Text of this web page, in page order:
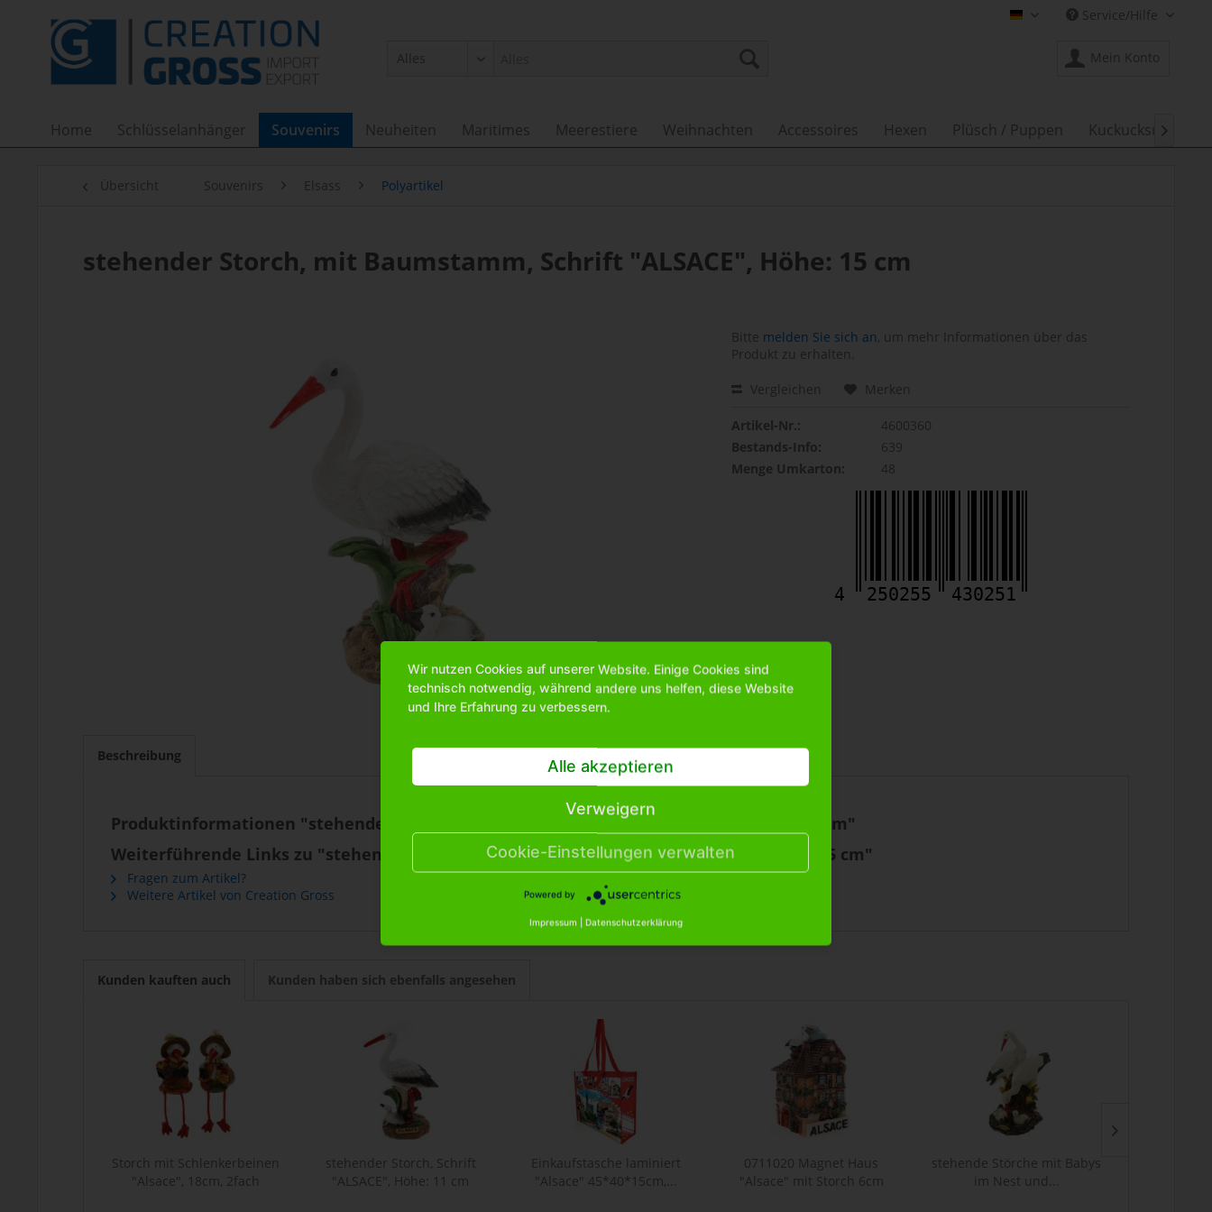
Shop Creation Gross DE
Service/Hilfe
Mein Konto
Home Schlüsselanhänger Souvenirs Neuheiten Maritimes Meerestiere Weihnachten Accessoires Hexen Plüsch / Puppen Kuckucksuhren

Übersicht Souvenirs Elsass Polyartikel
stehender Storch, mit Baumstamm, Schrift "ALSACE", Höhe: 15 cm
Bitte melden Sie sich an, um mehr Informationen über das
Produkt zu erhalten.
Vergleichen Merken
Artikel-Nr.:
4600360
Bestands-Info:
639
Menge Umkarton:
48
4 250255 430251
Beschreibung
Produktinformationen "stehender Storch, mit Baumstamm, Schrift "ALSACE", Höhe: 15 cm"
Weiterführende Links zu "stehender Storch, mit Baumstamm, Schrift "ALSACE", Höhe: 15 cm"
Fragen zum Artikel?
Weitere Artikel von Creation Gross
Kunden kauften auch Kunden haben sich ebenfalls angesehen
Storch mit Schlenkerbeinen
"Alsace", 18cm, 2fach
stehender Storch, Schrift
"ALSACE", Höhe: 11 cm
Einkaufstasche laminiert
"Alsace" 45*40*15cm,...
0711020 Magnet Haus
"Alsace" mit Storch 6cm
stehende Störche mit Babys
im Nest und...
Wir nutzen Cookies auf unserer Website. Einige Cookies sind
technisch notwendig, während andere uns helfen, diese Website
und Ihre Erfahrung zu verbessern.
Alle akzeptieren
Verweigern
Cookie-Einstellungen verwalten
Powered by
Impressum Datenschutzerklärung